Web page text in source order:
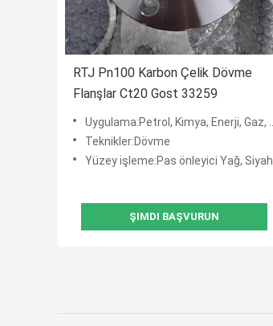
RTJ Pn100 Karbon Çelik Dövme
Flanşlar Ct20 Gost 33259
Uygulama:Petrol, Kimya, Enerji, Gaz, Metalürji, Gemi İnşa, İnşaat, Vb.
Teknikler:Dövme
Yüzey işleme:Pas önleyici Yağ, Siyah Boya, Sarı Boya, Sıcak Daldırma Galvanizli
ŞIMDI BAŞVURUN